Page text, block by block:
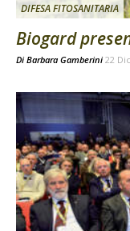
DIFESA FITOSANITARIA
Biogard
Di Barbara Gamberini 22